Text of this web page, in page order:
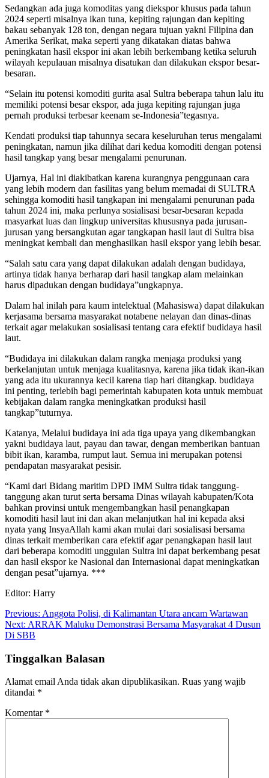
Sedangkan ada juga komoditas yang diekspor khusus pada tahun
2024 seperti misalnya ikan tuna, kepiting rajungan dan kepiting
bakau sebanyak 128 ton, dengan negara tujuan yakni Filipina dan
Amerika Serikat, maka seperti yang dikatakan diatas bahwa
peningkatan hasil ekspor ini akan lebih berkembang ketika seluruh
wilayah kepulauan misalnya disatukan dan dilakukan ekspor besar-
besaran.
“Selain itu potensi komoditi gurita asal Sultra beberapa tahun lalu itu
memiliki potensi besar ekspor, ada juga kepiting rajungan juga
pernah produksi terbesar keenam se-Indonesia”tegasnya.
Kendati produksi tiap tahunnya secara keseluruhan terus mengalami
peningkatan, namun jika dilihat dari kedua komoditi dengan potensi
hasil tangkap yang besar mengalami penurunan.
Ujarnya, Hal ini diakibatkan karena kurangnya penggunaan cara
yang lebih modern dan fasilitas yang belum memadai di SULTRA
sehingga komoditi hasil tangkapan ini mengalami penurunan pada
tahun 2024 ini, maka perlunya sosialisasi besar-besaran kepada
masyarkat luas dan lingkup universitas khususnya pada jurusan-
jurusan yang bersangkutan agar tangkapan hasil laut di Sultra bisa
meningkat kembali dan menghasilkan hasil ekspor yang lebih besar.
“Salah satu cara yang dapat dilakukan adalah dengan budidaya,
artinya tidak hanya berharap dari hasil tangkap alam melainkan
harus dipadukan dengan budidaya”ungkapnya.
Dalam hal inilah para kaum intelektual (Mahasiswa) dapat dilakukan
kerjasama bersama masyarakat notabene nelayan dan dinas-dinas
terkait agar melakukan sosialisasi tentang cara efektif budidaya hasil
laut.
“Budidaya ini dilakukan dalam rangka menjaga produksi yang
berkelanjutan untuk menjaga kualitasnya, karena jika tidak ikan-ikan
yang ada itu ukurannya kecil karena tiap hari ditangkap. budidaya
ini penting, terlebih bagi pemerintah kabupaten kota untuk membuat
kebijakan dalam rangka meningkatkan produksi hasil
tangkap”tuturnya.
Katanya, Melalui budidaya ini ada tiga upaya yang dikembangkan
yakni budidaya laut, payau dan tawar, dengan memberikan bantuan
bibit ikan, karamba, rumput laut. Semua ini merupakan potensi
pendapatan masyarakat pesisir.
“Kami dari Bidang maritim DPD IMM Sultra tidak tanggung-
tanggung akan turut serta bersama Dinas wilayah kabupaten/Kota
bahkan provinsi untuk mengembangkan hasil penangkapan
komoditi hasil laut ini dan akan melanjutkan hal ini kepada aksi
nyata yang InsyaAllah kami akan mulai dari sosialisasi bersama
dinas terkait memberikan cara efektif agar penangkapan hasil laut
dari beberapa komoditi unggulan Sultra ini dapat berkembang pesat
dan hasil ekspor ke Nasional dan Internasional dapat meningkatkan
dengan pesat”ujarnya. ***
Editor: Harry
Navigasi
pos
Previous: Anggota Polisi, di Kalimantan Utara ancam Wartawan
Next: ARRAK Maluku Demonstrasi Bersama Masyarakat 4 Dusun
Di SBB
Tinggalkan Balasan
Alamat email Anda tidak akan dipublikasikan. Ruas yang wajib
ditandai *
Komentar *